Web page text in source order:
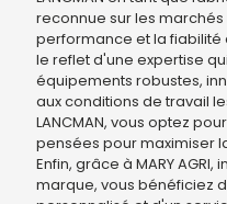
reconnue sur les
performance et la fiabilité
le reflet d'une expertise
équipements robustes,
aux conditions de travail
LANCMAN, vous optez
pensées pour maximiser
Enfin, grâce à MARY
marque, vous bénéficiez